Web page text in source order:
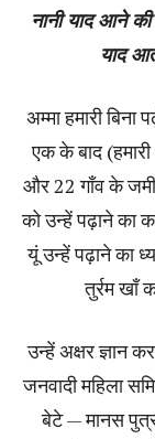
नानी याद आने
याद
अम्मा हमारी
एक के बाद
और 22 गाँव के
को उन्हें पढ़ाने का
यूं उन्हें पढ़ाने का
तुर्रम खाँ
उन्हें अक्षर ज्ञान
जनवादी महिला
बेटे — मानस